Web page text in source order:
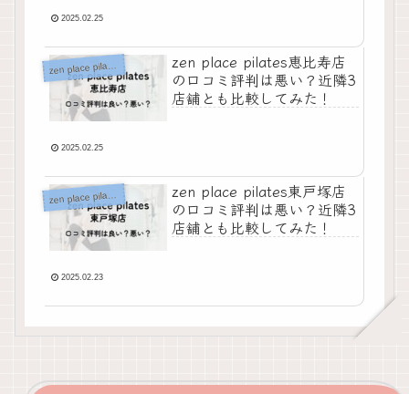
2025.02.25
z
en place pilates
zen place pilates恵比寿店
の口コミ評判は悪い？近隣3
店舗とも比較してみた！
2025.02.25
z
en place pilates
zen place pilates東戸塚店
の口コミ評判は悪い？近隣3
店舗とも比較してみた！
2025.02.23